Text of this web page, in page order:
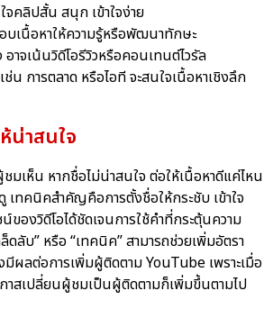
จคลิปสั้น สนุก เข้าใจง่าย
บเนื้อหาให้ความรู้หรือพัฒนาทักษะ
าจเน้นวิดีโอรีวิวหรือคอนเทนต์ไวรัล
ช่น การตลาด หรือไอที จะสนใจเนื้อหาเชิงลึก
น่าสนใจ
มเห็น หากชื่อไม่น่าสนใจ ต่อให้เนื้อหาดีแค่ไหน
เทคนิคสำคัญคือการตั้งชื่อให้กระชับ เข้าใจ
น์ของวิดีโอได้ชัดเจนการใช้คำที่กระตุ้นความ
ดลับ” หรือ “เทคนิค” สามารถช่วยเพิ่มอัตรา
ผลต่อการเพิ่มผู้ติดตาม YouTube เพราะเมื่อ
าสเปลี่ยนผู้ชมเป็นผู้ติดตามก็เพิ่มขึ้นตามไป